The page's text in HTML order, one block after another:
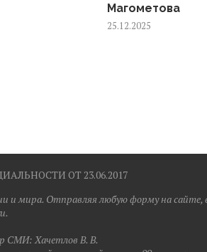
Магометова
25.12.2025
ОТ 23.06.2017
и мира. Отправляя любую форму на сайте,
СМИ: Хaчeтлoв B. B.